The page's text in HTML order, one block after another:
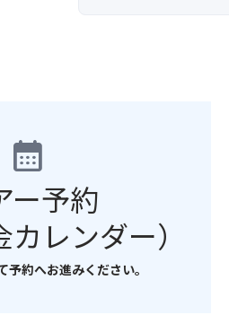
calendar_month
ー予約
カレンダー）
予約へお進みください。